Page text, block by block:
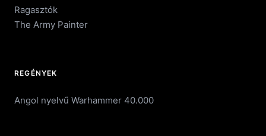
Ragasztók
The Army Painter
REGÉNYEK
Angol nyelvű Warhammer 40.000